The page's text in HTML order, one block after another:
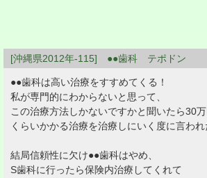
[沖縄県2012年-115] ●●歯科 テポドン
●●歯科は高い治療をすすめてくる！
私が専門的にわからないと思って、
この治療方法しかないですかと聞いたら30万
くらいかかる治療を治療しにいく度に言われ
結局信頼性に欠け●●歯科はやめ、
S歯科に行ったら保険内治療してくれて